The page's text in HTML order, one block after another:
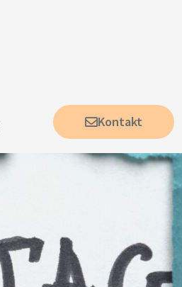
Kontakt